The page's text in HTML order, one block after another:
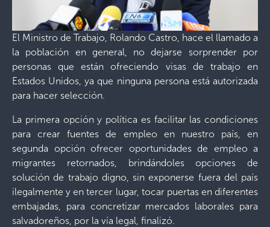
El Ministro de Trabajo, Rolando Castro, hace el llamado a
la población en general, no dejarse sorprender por
personas que están ofreciendo visas de trabajo en
Estados Unidos, ya que ninguna persona está autorizada
para hacer selección.
La primera opción y política es facilitar las condiciones
para crear fuentes de empleo en nuestro país, en
segunda opción ofrecer oportunidades de empleo a
migrantes retornados, brindándoles opciones de
solución de trabajo digno, sin exponerse fuera del país
ilegalmente y en tercer lugar, tocar puertas en diferentes
embajadas, para concretizar mercados laborales para
salvadoreños, por la vía legal, finalizó.